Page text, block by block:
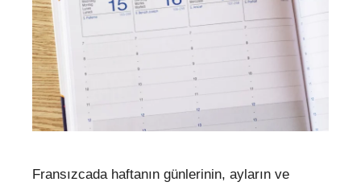
Fransızcada haftanın günlerinin, ayların ve